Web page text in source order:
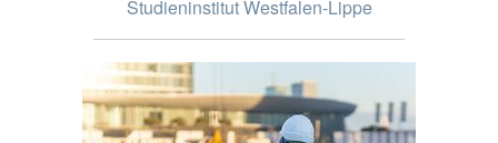
Studieninstitut Westfalen-Lippe